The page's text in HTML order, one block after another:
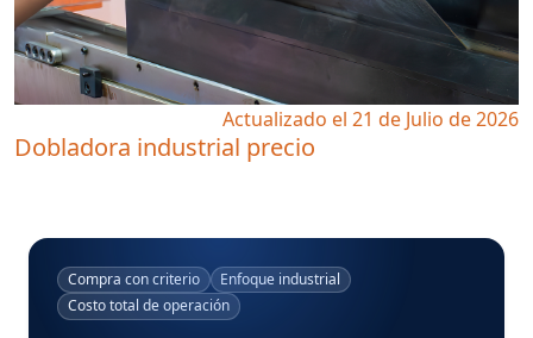
Actualizado el 21 de Julio de 2026
Dobladora industrial precio
Compra con criterio
Enfoque industrial
Costo total de operación